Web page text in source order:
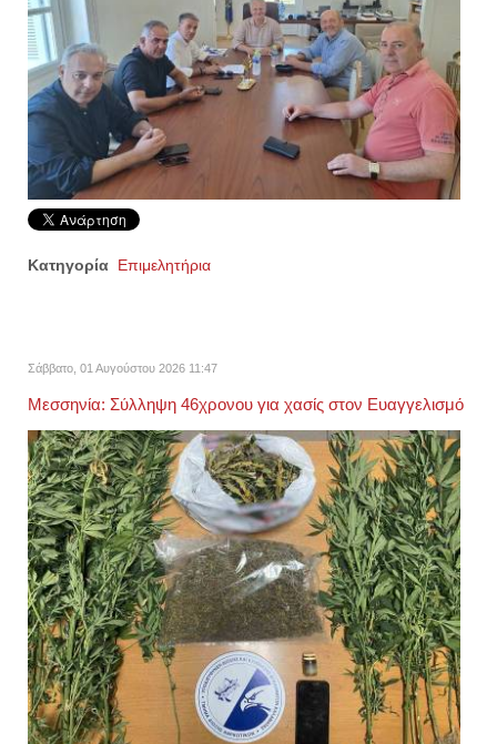
Κατηγορία Επιμελητήρια
Σάββατο, 01 Αυγούστου 2026 11:47
Μεσσηνία: Σύλληψη 46χρονου για χασίς στον Ευαγγελισμό